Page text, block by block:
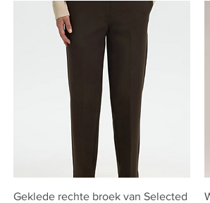
Geklede rechte broek van Selected